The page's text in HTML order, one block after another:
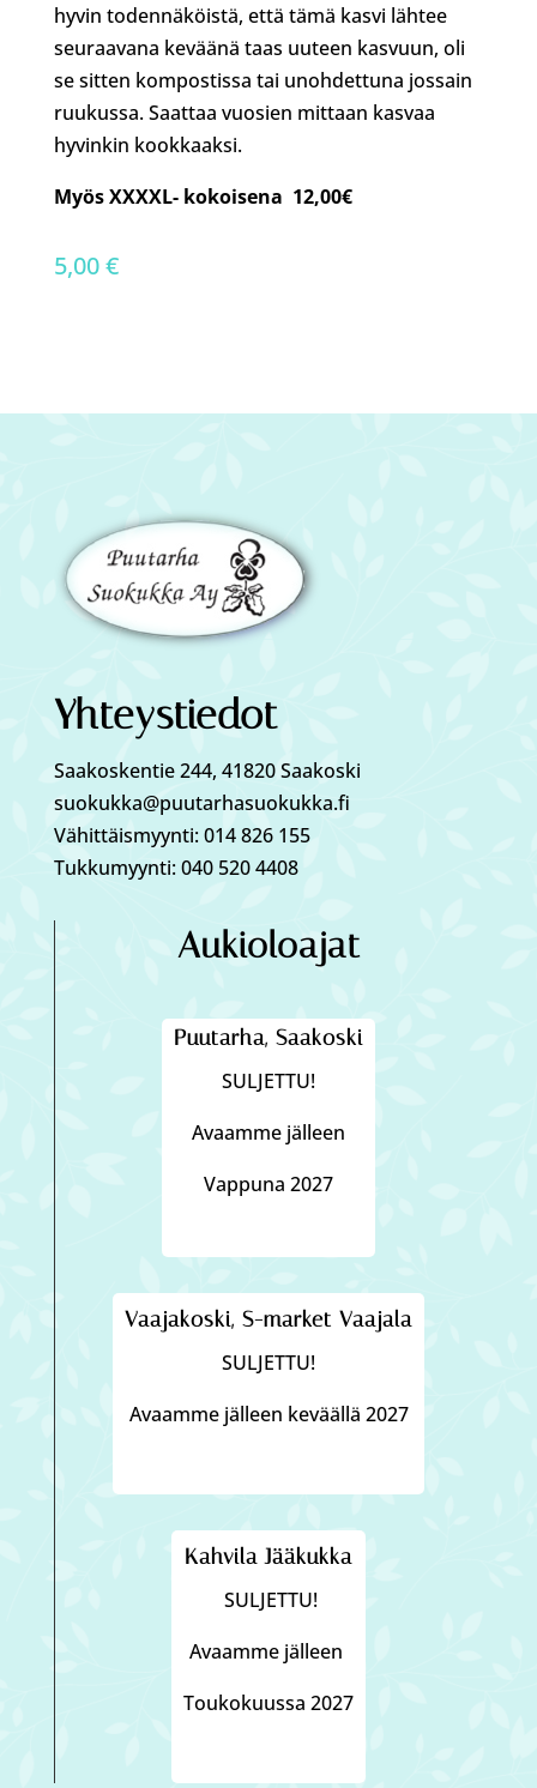
hyvin todennäköistä, että tämä kasvi lähtee
seuraavana keväänä taas uuteen kasvuun, oli
se sitten kompostissa tai unohdettuna jossain
ruukussa. Saattaa vuosien mittaan kasvaa
hyvinkin kookkaaksi.
Myös XXXXL- kokoisena 12,00€
5,00€
Yhteystiedot
Saakoskentie 244, 41820 Saakoski
suokukka@puutarhasuokukka.fi
Vähittäismyynti: 014 826 155
Tukkumyynti: 040 520 4408
Aukioloajat
Puutarha, Saakoski
SULJETTU!
Avaamme jälleen
Vappuna 2027
Vaajakoski, S-market Vaajala
SULJETTU!
Avaamme jälleen keväällä 2027
Kahvila Jääkukka
SULJETTU!
Avaamme jälleen
Toukokuussa 2027